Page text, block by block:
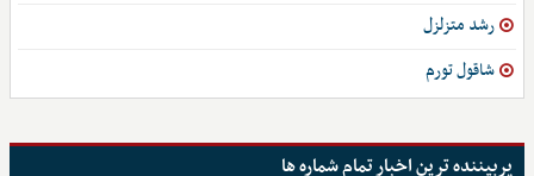
رشد متزلزل
شاقول تورم
پربیننده ترین اخبار تمام شماره ها